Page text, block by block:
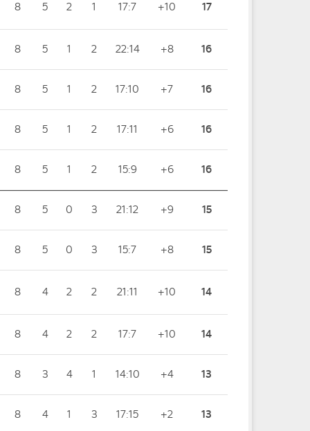
8 5 2 1 17:7 +10 17
8 5 1 2 22:14 +8 16
8 5 1 2 17:10 +7 16
8 5 1 2 17:11 +6 16
8 5 1 2 15:9 +6 16
8 5 0 3 21:12 +9 15
8 5 0 3 15:7 +8 15
8 4 2 2 21:11 +10 14
8 4 2 2 17:7 +10 14
8 3 4 1 14:10 +4 13
8 4 1 3 17:15 +2 13